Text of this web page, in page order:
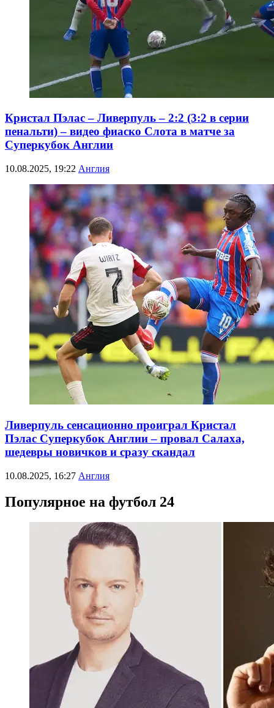
Кристал Пэлас – Ливерпуль – 2:2 (3:2 в серии
пенальти) – видео фиаско Слота в матче за
Суперкубок Англии
10.08.2025, 19:22 Англия
Ливерпуль сенсационно проиграл Кристал
Пэлас Суперкубок Англии – провал Салаха,
шедевры новичков и сразу скандал
10.08.2025, 16:27 Англия
Популярное на футбол 24